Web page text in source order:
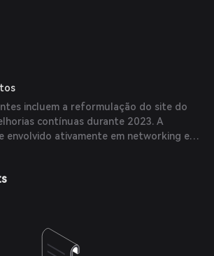
incluem a reformulação do site do
contínuas durante 2023. A
envolvido ativamente em networking e
como o Spaceport no Fórum